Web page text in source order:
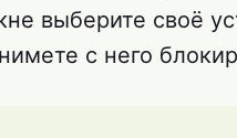
выберите своё
с него